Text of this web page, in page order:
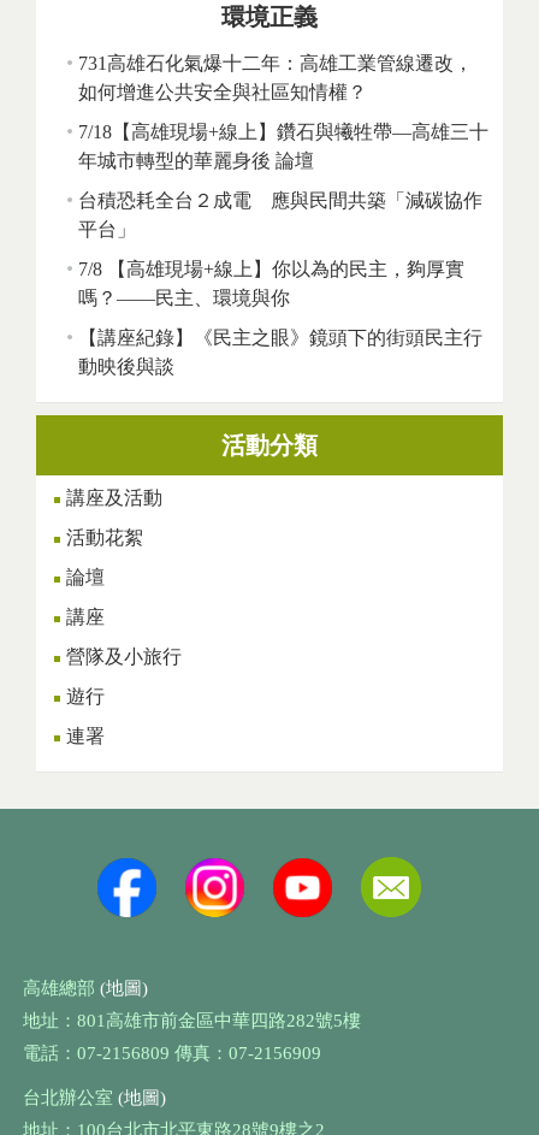
環境正義
731高雄石化氣爆十二年：高雄工業管線遷改，
如何增進公共安全與社區知情權？
7/18【高雄現場+線上】鑽石與犧牲帶—高雄三十
年城市轉型的華麗身後 論壇
台積恐耗全台２成電 應與民間共築「減碳協作
平台」
7/8 【高雄現場+線上】你以為的民主，夠厚實
嗎？——民主、環境與你
【講座紀錄】《民主之眼》鏡頭下的街頭民主行
動映後與談
活動分類
講座及活動
活動花絮
論壇
講座
營隊及小旅行
遊行
連署
高雄總部 (地圖)
地址：801高雄市前金區中華四路282號5樓
電話：07-2156809 傳真：07-2156909
台北辦公室 (地圖)
地址：100台北市北平東路28號9樓之2